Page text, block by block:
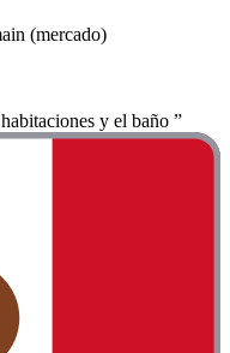
(mercado)
y el baño ”